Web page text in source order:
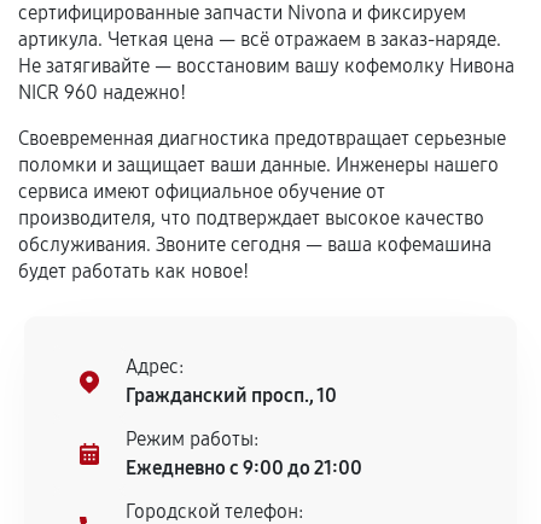
Если комплектующие куплены
самостоятельно
сохраняться полностью или частично, если
соблюдены следующие условия:
Предоставленные детали подходят по
техническим параметрам и не имеют внешних
дефектов.
При этом гарантия на сами комплектующие
остается на стороне производителя или
сервисный центр ответственности не несет.
сертифицированные запчасти Nivona и фиксируем
артикула. Четкая цена — всё отражаем в заказ-наряде.
Не затягивайте — восстановим вашу кофемолку Нивона
NICR 960 надежно!
Своевременная диагностика предотвращает серьезные
поломки и защищает ваши данные. Инженеры нашего
сервиса имеют официальное обучение от
производителя, что подтверждает высокое качество
обслуживания. Звоните сегодня — ваша кофемашина
будет работать как новое!
Адрес:
Гражданский просп., 10
Режим работы:
Ежедневно с 9:00 до 21:00
Городской телефон: